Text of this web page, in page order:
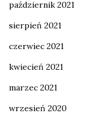
październik 2021
sierpień 2021
czerwiec 2021
kwiecień 2021
marzec 2021
wrzesień 2020